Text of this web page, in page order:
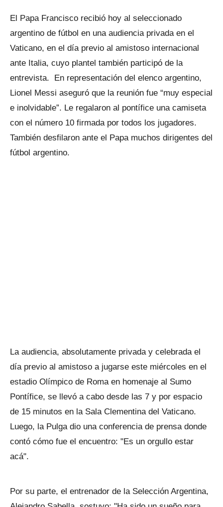
El Papa Francisco recibió hoy al seleccionado
argentino de fútbol en una audiencia privada en el
Vaticano, en el día previo al amistoso internacional
ante Italia, cuyo plantel también participó de la
entrevista. En representación del elenco argentino,
Lionel Messi aseguró que la reunión fue “muy especial
e inolvidable”. Le regalaron al pontífice una camiseta
con el número 10 firmada por todos los jugadores.
También desfilaron ante el Papa muchos dirigentes del
fútbol argentino.
La audiencia, absolutamente privada y celebrada el
día previo al amistoso a jugarse este miércoles en el
estadio Olímpico de Roma en homenaje al Sumo
Pontífice, se llevó a cabo desde las 7 y por espacio
de 15 minutos en la Sala Clementina del Vaticano.
Luego, la Pulga dio una conferencia de prensa donde
contó cómo fue el encuentro: "Es un orgullo estar
acá".
Por su parte, el entrenador de la Selección Argentina,